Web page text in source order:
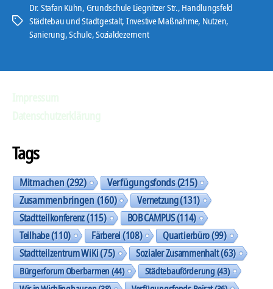
Liegnitzer
Straße“
Schlagwörter
Dr. Stafan Kühn, Grundschule Liegnitzer Str., Handlungsfeld
Städtebau und Stadtgestalt, Investive Maßnahme, Nutzen,
Sanierung,Schule,Sozialdezernent
Tags
Mitmachen(292) Verfügungsfonds(215)
Zusammenbringen(160) Vernetzung(131)
Stadtteilkonferenz(115) BOB CAMPUS(114)
Teilhabe(110) Färberei(108) Quartierbüro(99)
Stadtteilzentrum WiKi(75) Sozialer Zusammenhalt(63)
Bürgerforum Oberbarmen(44) Städtebauförderung(43)